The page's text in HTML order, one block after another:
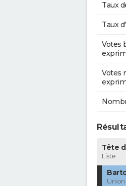
Taux
Taux
Votes
Votes
Tête
Liste